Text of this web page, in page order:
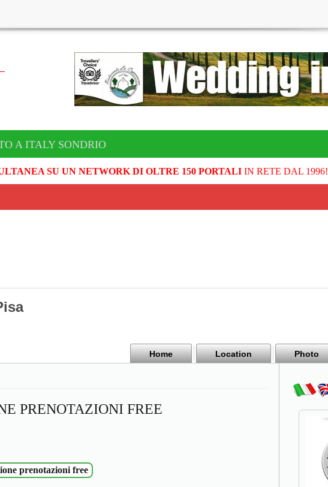
A ITALY SONDRIO
SU UN NETWORK DI OLTRE 150 PORTALIIN RETE DAL 1996!
Home Location Photo
PRENOTAZIONI FREE
prenotazioni free